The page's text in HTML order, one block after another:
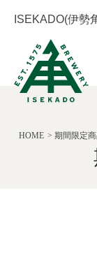
ISEKADO(伊勢
HOME 期間限定